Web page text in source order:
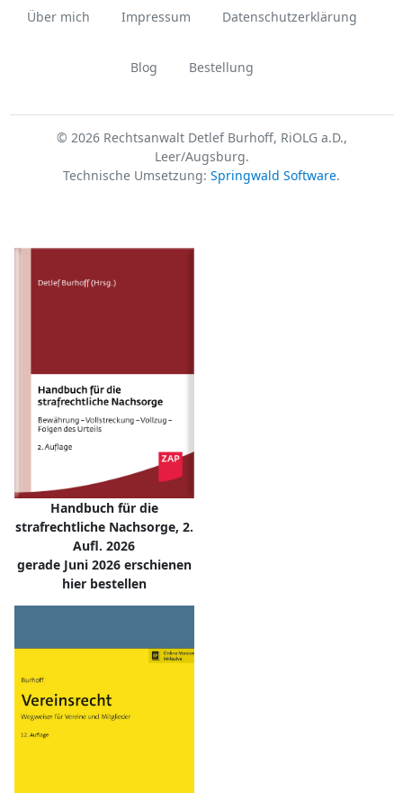
Über mich Impressum Datenschutzerklärung
Blog Bestellung
© 2026 Rechtsanwalt Detlef Burhoff, RiOLG a.D.,
Leer/Augsburg.
Technische Umsetzung: Springwald Software.
Handbuch für die
strafrechtliche Nachsorge, 2.
Aufl. 2026
gerade Juni 2026 erschienen
hier bestellen